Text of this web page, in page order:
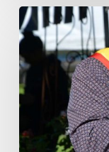
Notre
élu
de
la
semaine
:
Olivier
Barthélemy